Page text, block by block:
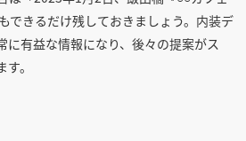
できるだけ残しておきましょう。内装デ
に有益な情報になり、後々の提案がス
。